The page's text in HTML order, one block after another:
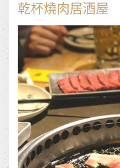
乾杯燒肉居酒屋